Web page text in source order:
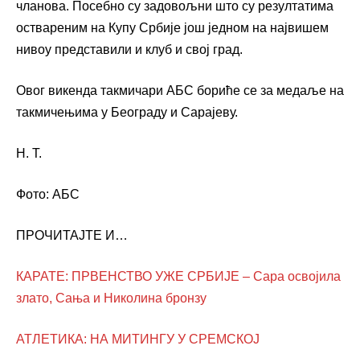
чланова. Посебно су задовољни што су резултатима
оствареним на Купу Србије још једном на највишем
нивоу представили и клуб и свој град.
Овог викенда такмичари АБС бориће се за медаље на
такмичењима у Београду и Сарајеву.
Н. Т.
Фото: АБС
ПРОЧИТАЈТЕ И…
КАРАТЕ: ПРВЕНСТВО УЖЕ СРБИЈЕ – Сара освојила
злато, Сања и Николина бронзу
АТЛЕТИКА: НА МИТИНГУ У СРЕМСКОЈ